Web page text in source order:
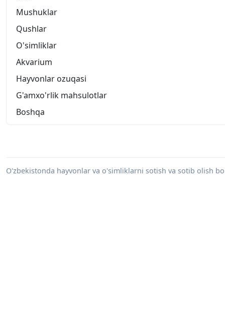
Mushuklar
Qushlar
O'simliklar
Akvarium
Hayvonlar ozuqasi
G'amxo'rlik mahsulotlar
Boshqa
O'zbekistonda hayvonlar va o'simliklarni sotish va sotib olish